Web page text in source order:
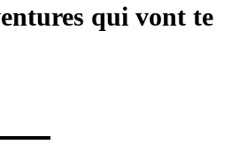
qui vont te